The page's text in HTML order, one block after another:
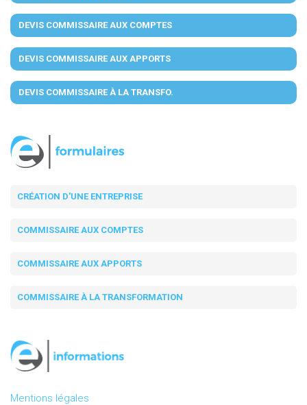
DEVIS COMMISSAIRE AUX COMPTES
DEVIS COMMISSAIRE AUX APPORTS
DEVIS COMMISSAIRE À LA TRANSFO.
CRÉATION D'UNE ENTREPRISE
COMMISSAIRE AUX COMPTES
COMMISSAIRE AUX APPORTS
COMMISSAIRE À LA TRANSFORMATION
Mentions légales